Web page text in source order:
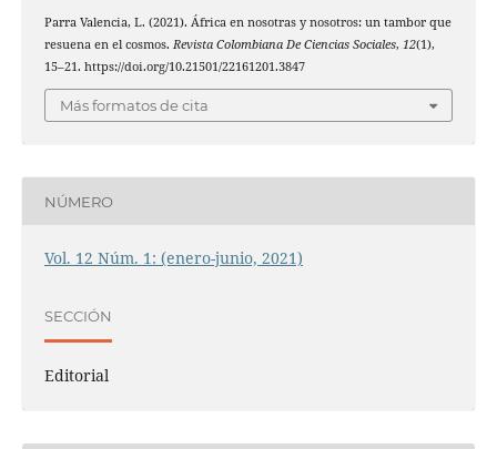
Parra Valencia, L. (2021). África en nosotras y nosotros: un tambor que
resuena en el cosmos. Revista Colombiana De Ciencias Sociales, 12(1),
15–21. https://doi.org/10.21501/22161201.3847
Más formatos de cita
NÚMERO
Vol. 12 Núm. 1: (enero-junio, 2021)
SECCIÓN
Editorial